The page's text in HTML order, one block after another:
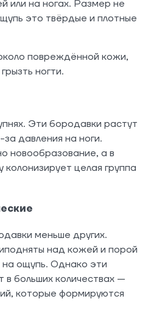
или на ногах. Размер не
это твёрдые и плотные
повреждённой кожи,
ногти.
Эти бородавки растут
давления на ноги.
новообразование, а в
колонизирует целая группа
меньше других.
над кожей и порой
ощупь. Однако эти
в больших количествах —
которые формируются